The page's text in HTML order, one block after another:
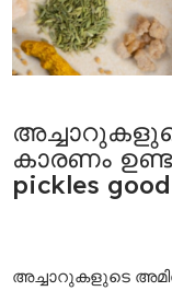
കാരണം
pickles
അച്ചാറുകളുടെ